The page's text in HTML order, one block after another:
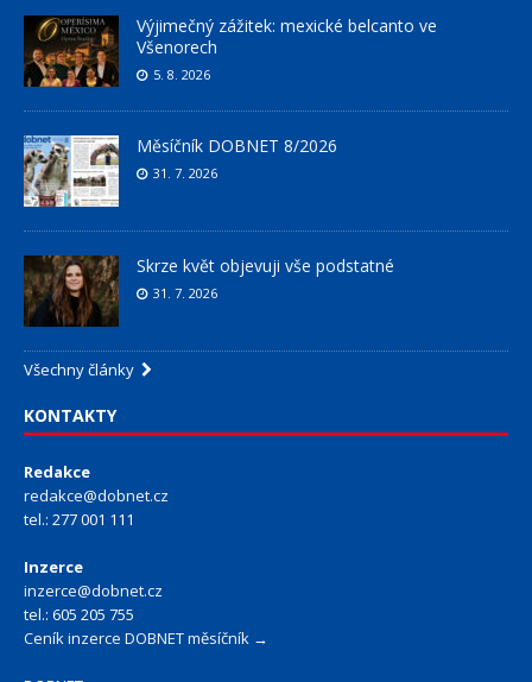
Výjimečný zážitek: mexické belcanto ve
Všenorech
5. 8. 2026
Měsíčník DOBNET 8/2026
31. 7. 2026
Skrze květ objevuji vše podstatné
31. 7. 2026
Všechny články
KONTAKTY
Redakce
redakce@dobnet.cz
tel.: 277 001 111
Inzerce
inzerce@dobnet.cz
tel.: 605 205 755
Ceník inzerce DOBNET měsíčník →